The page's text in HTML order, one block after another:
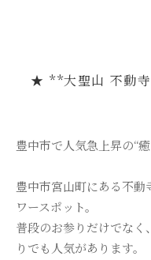
★ **大聖山 不動寺
豊中市で人気急上昇の“
豊中市宮山町にある不
ワースポット。
普段のお参りだけでな
りでも人気があります。